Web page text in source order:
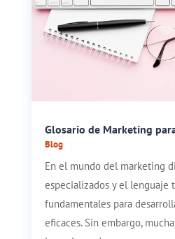
Glosario de Marketing
Blog
En el mundo del marketing
especializados y el lenguaje
fundamentales para
eficaces. Sin embargo,